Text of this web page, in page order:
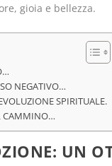
gioia e bellezza.
NEGATIVO…
SPIRITUALE.
CAMMINO…
UN